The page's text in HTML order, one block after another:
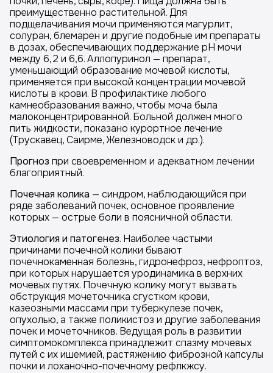
преимущественно растительной. Для
подщелачивания мочи применяются магурлит,
солуран, блемарен и другие подобные им препараты
в дозах, обеспечивающих поддержание рН мочи
между 6,2 и 6,6. Аллопуринол — препарат,
уменьшающий образование мочевой кислоты,
применяется при высокой концентрации мочевой
кислоты в крови. В профилактике любого
камнеобразования важно, чтобы моча была
малоконцентрированной. Больной должен много
пить жидкости, показано курортное лечение
(Трускавец, Саирме, Железноводск и др.).
Прогноз при своевременном и адекватном лечении
благоприятный.
Почечная колика — синдром, наблюдающийся при
ряде заболеваний почек, основное проявление
которых — острые боли в поясничной области.
Этиология и патогенез. Наиболее частыми
причинами почечной колики бывают
почечнокаменная болезнь, гидронефроз, нефроптоз,
при которых нарушается уродинамика в верхних
мочевых путях. Почечную колику могут вызвать
обструкция мочеточника сгустком крови,
казеозными массами при туберкулезе почек,
опухолью, а также поликистоз и другие заболевания
почек и мочеточников. Ведущая роль в развитии
симптомокомплекса принадлежит спазму мочевых
путей с их ишемией, растяжению фиброзной капсулы
почки и лоханочно-почечному рефлкжсу.